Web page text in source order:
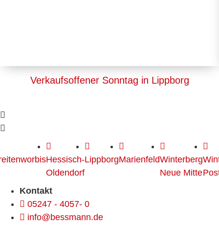
Verkaufsoffener Sonntag in Lippborg
Hessisch-
Oldendorf
LippborgMarienfeldWinterberg
Neue Mitte
Kontakt
05247 - 4057- 0
info@bessmann.de